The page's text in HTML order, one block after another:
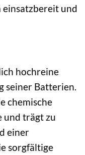
einsatzbereit und
hochreine
seiner Batterien.
chemische
und trägt zu
einer
sorgfältige